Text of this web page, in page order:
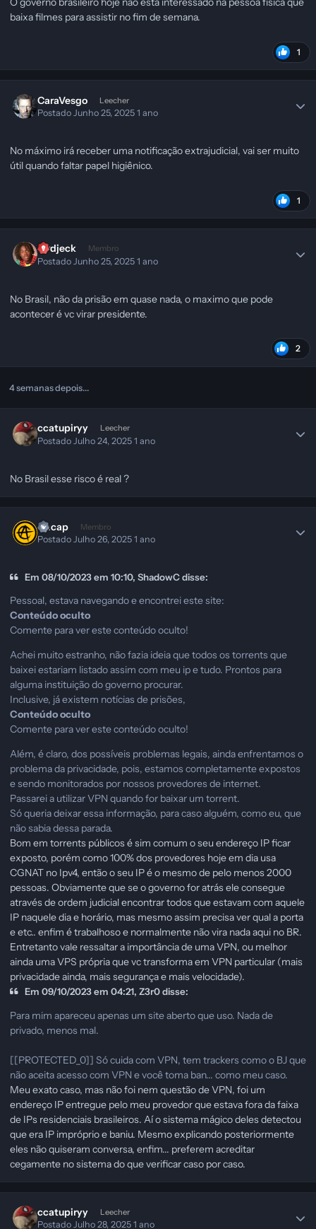
baixa filmes para assistir no fim de semana.
1
CaraVesgo Leecher
Postado Junho 25, 20251 ano
No máximo irá receber uma notificação extrajudicial, vai ser muito
útil quando faltar papel higiênico.
1
birdjeck Membro
Postado Junho 25, 20251 ano
No Brasil, não da prisão em quase nada, o maximo que pode
acontecer é vc virar presidente.
2
4 semanas depois...
ccatupiryy Leecher
Postado Julho 24, 20251 ano
No Brasil esse risco é real ?
Ancap Membro
PostadoJulho 26, 20251 ano
Em 08/10/2023 em 10:10, ShadowC disse:
Pessoal, estava navegando e encontrei este site:
Conteúdo oculto
Comente para ver este conteúdo oculto!
Achei muito estranho, não fazia ideia que todos os torrents que
baixei estariam listado assim com meu ip e tudo. Prontos para
alguma instituição do governo procurar.
Inclusive, já existem notícias de prisões,
Conteúdo oculto
Comente para ver este conteúdo oculto!
Além, é claro, dos possíveis problemas legais, ainda enfrentamos o
problema da privacidade, pois, estamos completamente expostos
e sendo monitorados por nossos provedores de internet.
Passarei a utilizar VPN quando for baixar um torrent.
Só queria deixar essa informação, para caso alguém, como eu, que
não sabia dessa parada.
Bom em torrents públicos é sim comum o seu endereço IP ficar
exposto, porém como 100% dos provedores hoje em dia usa
CGNAT no Ipv4, então o seu IP é o mesmo de pelo menos 2000
pessoas. Obviamente que se o governo for atrás ele consegue
através de ordem judicial encontrar todos que estavam com aquele
IP naquele dia e horário, mas mesmo assim precisa ver qual a porta
e etc.. enfim é trabalhoso e normalmente não vira nada aqui no BR.
Entretanto vale ressaltar a importância de uma VPN, ou melhor
ainda uma VPS própria que vc transforma em VPN particular (mais
privacidade ainda, mais segurança e mais velocidade).
Em 09/10/2023 em 04:21, Z3r0 disse:
Para mim apareceu apenas um site aberto que uso. Nada de
privado, menos mal.
[[PROTECTED_0]] Só cuida com VPN, tem trackers como o BJ que
não aceita acesso com VPN e você toma ban... como meu caso.
Meu exato caso, mas não foi nem questão de VPN, foi um
endereço IP entregue pelo meu provedor que estava fora da faixa
de IPs residenciais brasileiros. Aí o sistema mágico deles detectou
que era IP impróprio e baniu. Mesmo explicando posteriormente
eles não quiseram conversa, enfim... preferem acreditar
cegamente no sistema do que verificar caso por caso.
ccatupiryy Leecher
PostadoJulho 28, 20251 ano